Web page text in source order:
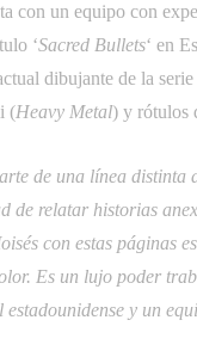
con un equipo con
‘Sacred Bullets‘ en
dibujante de la serie
(Heavy Metal) y rótulos
de una línea distinta
de relatar historias
con estas páginas
Es un lujo poder
y un